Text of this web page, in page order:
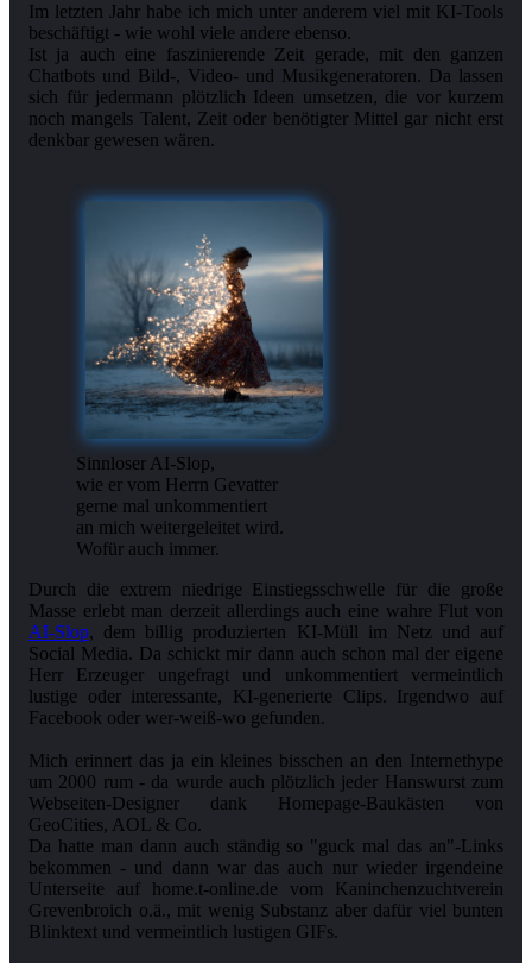
Im letzten Jahr habe ich mich unter anderem viel mit KI-Tools
beschäftigt - wie wohl viele andere ebenso.
Ist ja auch eine faszinierende Zeit gerade, mit den ganzen
Chatbots und Bild-, Video- und Musikgeneratoren. Da lassen
sich für jedermann plötzlich Ideen umsetzen, die vor kurzem
noch mangels Talent, Zeit oder benötigter Mittel gar nicht erst
denkbar gewesen wären.
Sinnloser AI-Slop,
wie er vom Herrn Gevatter
gerne mal unkommentiert
an mich weitergeleitet wird.
Wofür auch immer.
Durch die extrem niedrige Einstiegsschwelle für die große
Masse erlebt man derzeit allerdings auch eine wahre Flut von
AI-Slop, dem billig produzierten KI-Müll im Netz und auf
Social Media. Da schickt mir dann auch schon mal der eigene
Herr Erzeuger ungefragt und unkommentiert vermeintlich
lustige oder interessante, KI-generierte Clips. Irgendwo auf
Facebook oder wer-weiß-wo gefunden.
Mich erinnert das ja ein kleines bisschen an den Internethype
um 2000 rum - da wurde auch plötzlich jeder Hanswurst zum
Webseiten-Designer dank Homepage-Baukästen von
GeoCities, AOL & Co.
Da hatte man dann auch ständig so "guck mal das an"-Links
bekommen - und dann war das auch nur wieder irgendeine
Unterseite auf home.t-online.de vom Kaninchenzuchtverein
Grevenbroich o.ä., mit wenig Substanz aber dafür viel bunten
Blinktext und vermeintlich lustigen GIFs.